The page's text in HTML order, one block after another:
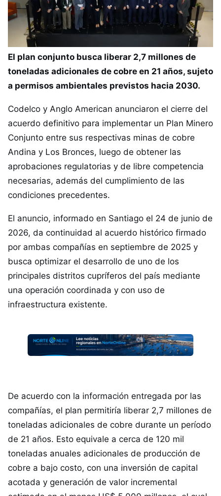
El plan conjunto busca liberar 2,7 millones de
toneladas adicionales de cobre en 21 años, sujeto
a permisos ambientales previstos hacia 2030.
Codelco y Anglo American anunciaron el cierre del
acuerdo definitivo para implementar un Plan Minero
Conjunto entre sus respectivas minas de cobre
Andina y Los Bronces, luego de obtener las
aprobaciones regulatorias y de libre competencia
necesarias, además del cumplimiento de las
condiciones precedentes.
El anuncio, informado en Santiago el 24 de junio de
2026, da continuidad al acuerdo histórico firmado
por ambas compañías en septiembre de 2025 y
busca optimizar el desarrollo de uno de los
principales distritos cupríferos del país mediante
una operación coordinada y con uso de
infraestructura existente.
De acuerdo con la información entregada por las
compañías, el plan permitiría liberar 2,7 millones de
toneladas adicionales de cobre durante un período
de 21 años. Esto equivale a cerca de 120 mil
toneladas anuales adicionales de producción de
cobre a bajo costo, con una inversión de capital
acotada y generación de valor incremental